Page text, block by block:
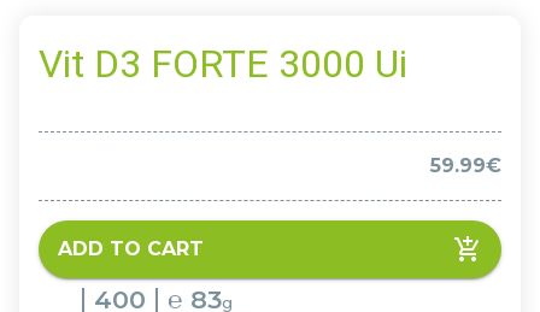
Vit D3 FORTE 3000 Ui
59.99€
ADD TO CART
400 ℮ 83g